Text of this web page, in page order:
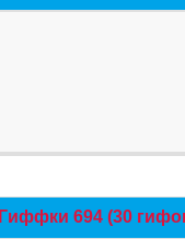
Гиффки 694 (30